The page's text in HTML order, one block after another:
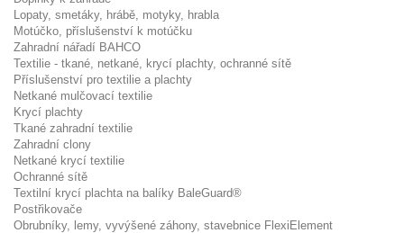
Lopaty, smetáky, hrábě, motyky, hrabla
Motúčko, příslušenství k motúčku
Zahradní nářadí BAHCO
Textilie - tkané, netkané, krycí plachty, ochranné sítě
Příslušenství pro textilie a plachty
Netkané mulčovací textilie
Krycí plachty
Tkané zahradní textilie
Zahradní clony
Netkané krycí textilie
Ochranné sítě
Textilní krycí plachta na balíky BaleGuard®
Postřikovače
Obrubníky, lemy, vyvýšené záhony, stavebnice FlexiElement